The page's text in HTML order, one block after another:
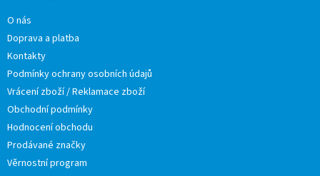
O nás
Doprava a platba
Kontakty
Podmínky ochrany osobních údajů
Vrácení zboží / Reklamace zboží
Obchodní podmínky
Hodnocení obchodu
Prodávané značky
Věrnostní program